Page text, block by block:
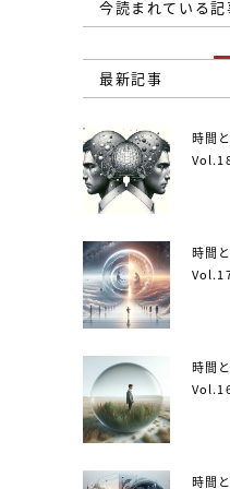
今読まれている記
最新記事
時間
時間
時間
時間